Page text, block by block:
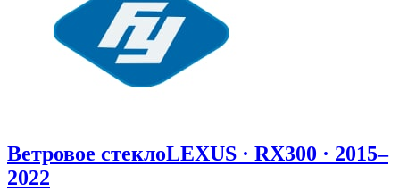
Ветровое стеклоLEXUS · RX300 · 2015–
2022